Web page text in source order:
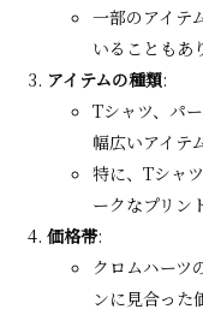
一部のアイテ
いることもあ
アイテムの種類:
Tシャツ、パ
幅広いアイテ
特に、Tシャ
ークなプリン
価格帯:
クロムハーツ
ンに見合った